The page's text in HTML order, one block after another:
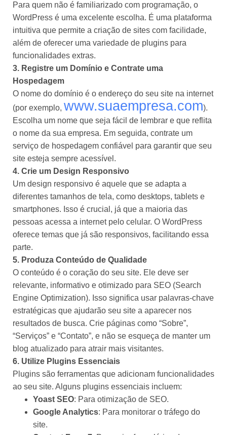
Para quem não é familiarizado com programação, o
WordPress é uma excelente escolha. É uma plataforma
intuitiva que permite a criação de sites com facilidade,
além de oferecer uma variedade de plugins para
funcionalidades extras.
3. Registre um Domínio e Contrate uma
Hospedagem
O nome do domínio é o endereço do seu site na internet
(por exemplo, www.suaempresa.com).
Escolha um nome que seja fácil de lembrar e que reflita
o nome da sua empresa. Em seguida, contrate um
serviço de hospedagem confiável para garantir que seu
site esteja sempre acessível.
4. Crie um Design Responsivo
Um design responsivo é aquele que se adapta a
diferentes tamanhos de tela, como desktops, tablets e
smartphones. Isso é crucial, já que a maioria das
pessoas acessa a internet pelo celular. O WordPress
oferece temas que já são responsivos, facilitando essa
parte.
5. Produza Conteúdo de Qualidade
O conteúdo é o coração do seu site. Ele deve ser
relevante, informativo e otimizado para SEO (Search
Engine Optimization). Isso significa usar palavras-chave
estratégicas que ajudarão seu site a aparecer nos
resultados de busca. Crie páginas como “Sobre”,
“Serviços” e “Contato”, e não se esqueça de manter um
blog atualizado para atrair mais visitantes.
6. Utilize Plugins Essenciais
Plugins são ferramentas que adicionam funcionalidades
ao seu site. Alguns plugins essenciais incluem:
Yoast SEO: Para otimização de SEO.
Google Analytics: Para monitorar o tráfego do
site.